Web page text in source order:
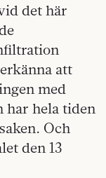
det här
att
med
har hela tiden
Och
den 13